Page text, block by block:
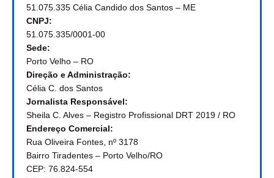
51.075.335 Célia Candido dos Santos – ME
CNPJ:
51.075.335/0001-00
Sede:
Porto Velho – RO
Direção e Administração:
Célia C. dos Santos
Jornalista Responsável:
Sheila C. Alves – Registro Profissional DRT 2019 / RO
Endereço Comercial:
Rua Oliveira Fontes, nº 3178
Bairro Tiradentes – Porto Velho/RO
CEP: 76.824-554